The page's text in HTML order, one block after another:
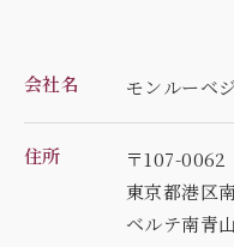
会社名 モンルーベ
住所
〒107-0062
東京都港区
ベルテ南青